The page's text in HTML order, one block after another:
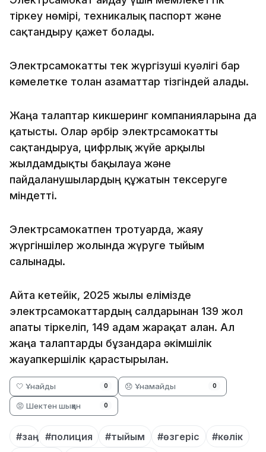
тіркеу нөмірі, техникалық паспорт және
сақтандыру қажет болады.
Электрсамокатты тек жүргізуші куәлігі бар
кәмелетке толған азаматтар тізгіндей алады.
Жаңа талаптар кикшеринг компанияларына да
қатысты. Олар әрбір электрсамокатты
сақтандыруға, цифрлық жүйе арқылы
жылдамдықты бақылауға және
пайдаланушылардың құжатын тексеруге
міндетті.
Электрсамокатпен тротуарда, жаяу
жүргіншілер жолында жүруге тыйым
салынады.
Айта кетейік, 2025 жылы елімізде
электрсамокаттардың салдарынан 139 жол
апаты тіркеліп, 149 адам жарақат алған. Ал
жаңа талаптарды бұзғандарға әкімшілік
жауапкершілік қарастырылған.
🤍 Ұнайды 0 😞 Ұнамайды 0
😡 Шектен шыққан 0
#заң #полиция #тыйым #өзгеріс
#көлік